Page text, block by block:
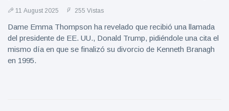
11 August 2025 255 Vistas
Dame Emma Thompson ha revelado que recibió una llamada
del presidente de EE. UU., Donald Trump, pidiéndole una cita el
mismo día en que se finalizó su divorcio de Kenneth Branagh
en 1995.